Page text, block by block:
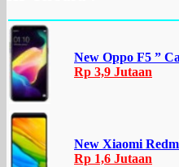
New Oppo F5 ”
Rp 3,9 Jutaan
New Xiaomi
Rp 1,6 Jutaan